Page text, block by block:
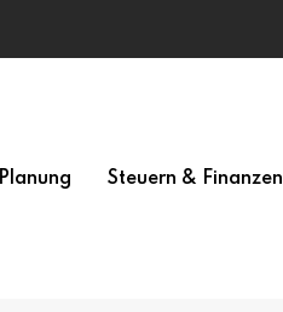
Planung Steuern & Finanzen